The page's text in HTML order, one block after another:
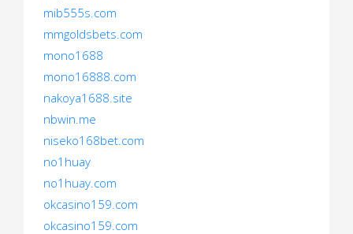
mib555s.com
mmgoldsbets.com
mono1688
mono16888.com
nakoya1688.site
nbwin.me
niseko168bet.com
no1huay
no1huay.com
okcasino159.com
okcasino159.com